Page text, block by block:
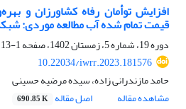
افزایش توأمان رفاه کشاورزان و
قیمت تمام شده آب مطالعه موردی:
دوره 19، شماره 5، زمستان 1402، صفحه
1-13
10.22034/iwrr.2023.181576
حامد مازندرانی زاده، سیده مرضیه حسینی
مشاهده مقاله
اصل مقاله 690.85 K